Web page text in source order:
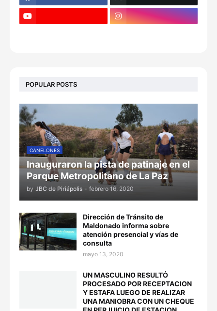
POPULAR POSTS
CANELONES
Inauguraron la pista de patinaje en el
Parque Metropolitano de La Paz
by JBC de Piriápolis - febrero 16, 2020
Dirección de Tránsito de
Maldonado informa sobre
atención presencial y vías de
consulta
mayo 13, 2020
UN MASCULINO RESULTÓ
PROCESADO POR RECEPTACION
Y ESTAFA LUEGO DE REALIZAR
UNA MANIOBRA CON UN CHEQUE